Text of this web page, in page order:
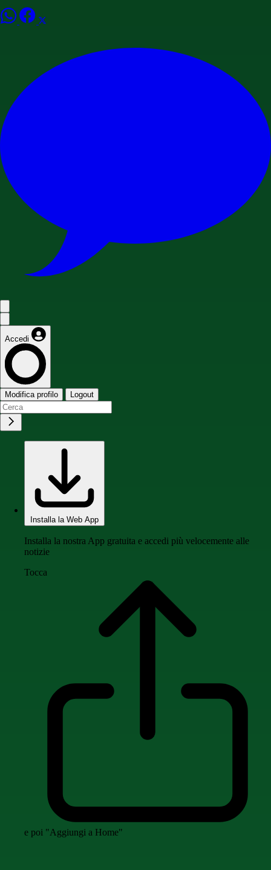
Accedi
Modifica profilo Logout
Installa la Web App
Installa la nostra App gratuita e accedi più velocemente alle
notizie
Tocca
e poi "Aggiungi a Home"